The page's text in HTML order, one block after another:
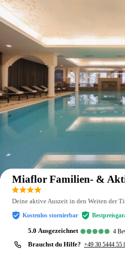
Miaflor Familien- &
Deine aktive Auszeit in den Weiten der
Kostenlos stornierbar
5.0 ausgezeichnet 4
Brauchst du Hilfe? +49 30 5444 55